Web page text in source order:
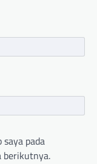
pada
berikutnya.